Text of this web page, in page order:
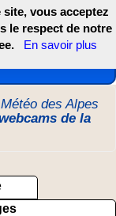
et COM
Météo des Alpes
de la
vous acceptez
le respect de notre
En savoir plus